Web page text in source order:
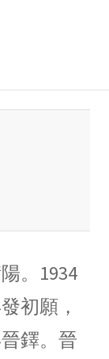
。1934
初願，
鐸。晉